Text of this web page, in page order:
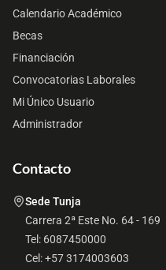
Calendario Académico
Becas
Financiación
Convocatorias Laborales
Mi Único Usuario
Administrador
Contacto
Sede Tunja
Carrera 2ª Este No. 64 - 169
Tel: 6087450000
Cel: +57 3174003603